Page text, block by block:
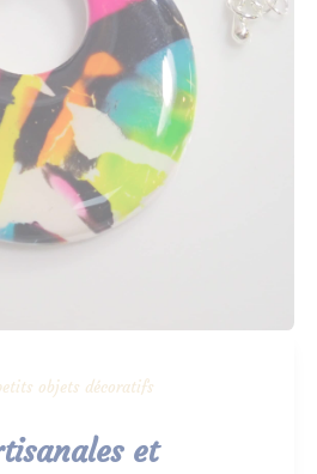
objets décoratifs
et